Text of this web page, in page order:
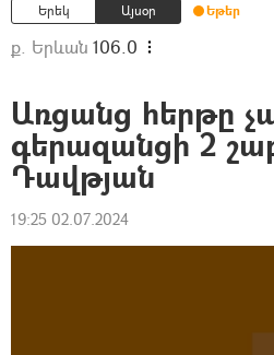
Երեկ Այսօր Եթեր
ք. Երևան 106.0
Առցանց հերթը
գերազանցի 2
Դավթյան
19:25 02.07.2024